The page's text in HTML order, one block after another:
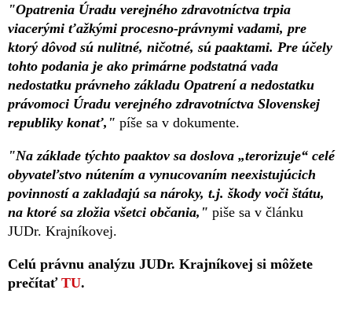
"Opatrenia Úradu verejného zdravotníctva trpia
viacerými ťažkými procesno-právnymi vadami, pre
ktorý dôvod sú nulitné, ničotné, sú paaktami. Pre účely
tohto podania je ako primárne podstatná vada
nedostatku právneho základu Opatrení a nedostatku
právomoci Úradu verejného zdravotníctva Slovenskej
republiky konať," píše sa v dokumente.
"Na základe týchto paaktov sa doslova „terorizuje“ celé
obyvateľstvo nútením a vynucovaním neexistujúcich
povinností a zakladajú sa nároky, t.j. škody voči štátu,
na ktoré sa zložia všetci občania," piše sa v článku
JUDr. Krajníkovej.
Celú právnu analýzu JUDr. Krajníkovej si môžete
prečítať TU.